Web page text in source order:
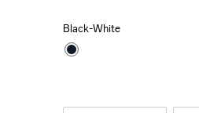
Black-White